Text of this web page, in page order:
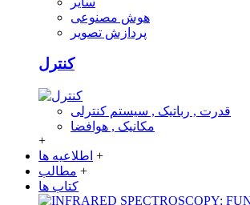
هوش مصنوعی
پردازش تصویر
کنترل
قدرت , رباتیک , سیستم کنترلی
مکانیک , هوافضا
+
اطلاعیه ها +
مطالب +
کتاب ها